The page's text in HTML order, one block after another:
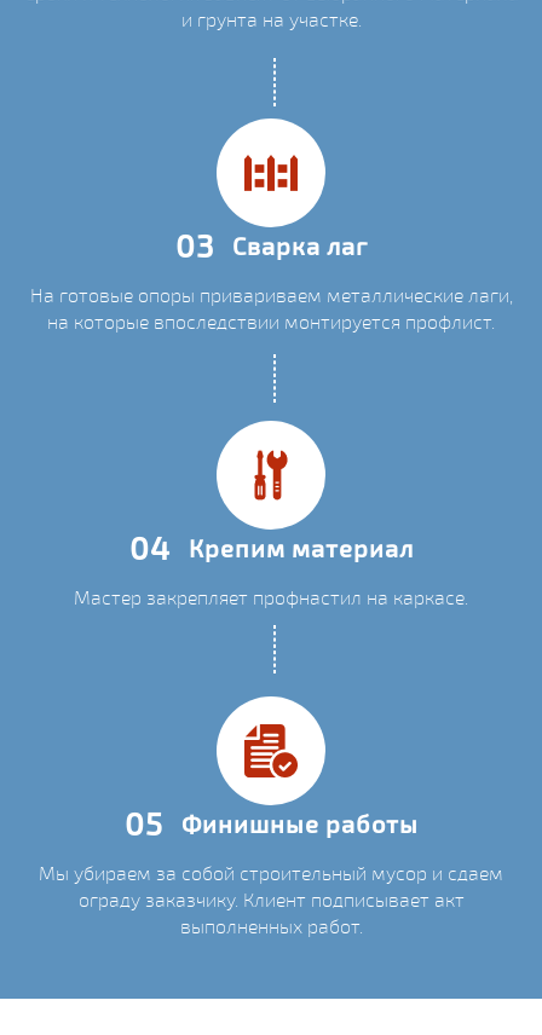
и грунта на участке.
03 Сварка лаг
На готовые опоры привариваем металлические лаги,
на которые впоследствии монтируется профлист.
04 Крепим материал
Мастер закрепляет профнастил на каркасе.
05 Финишные работы
Мы убираем за собой строительный мусор и сдаем
ограду заказчику. Клиент подписывает акт
выполненных работ.